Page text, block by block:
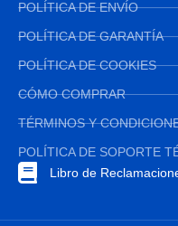
POLÍTICA DE ENVÍO
POLÍTICA DE GARANTÍA
POLÍTICA DE COOKIES
CÓMO COMPRAR
TÉRMINOS Y
POLÍTICA DE SOPORTE
Libro de